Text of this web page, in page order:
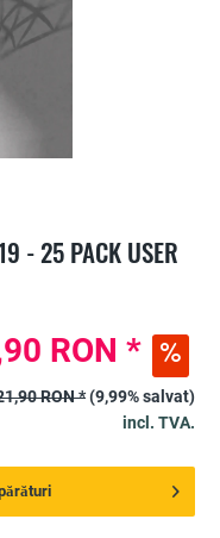
- 25 PACK USER
RON *
RON *(9,99% salvat)
incl. TVA.